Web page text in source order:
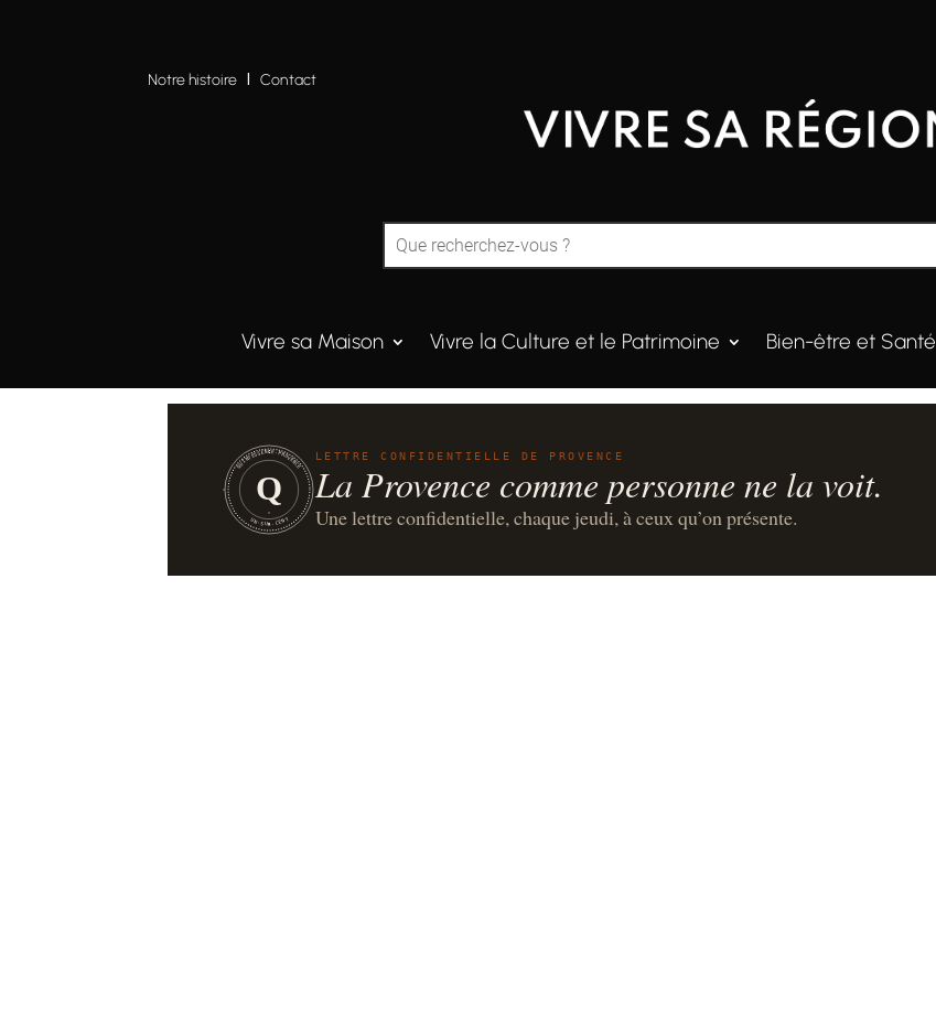
Notre histoire IContact
Vivre sa Maison Vivre la Culture et le Patrimoine Bien-être et Santé
QUINTESSENCE·PROVENCE
UN·SUR·CENT
Q
LETTRE CONFIDENTIELLE DE PROVENCE
La Provence comme personne ne la voit.
Une lettre confidentielle, chaque jeudi, à ceux qu’on présente.